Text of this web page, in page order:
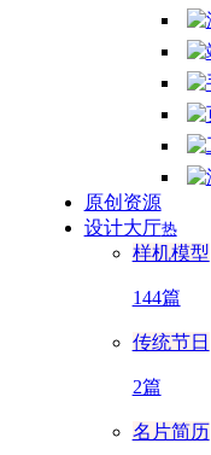
原创资源
设计大厅热
样机模型
144篇
传统节日
2篇
名片简历